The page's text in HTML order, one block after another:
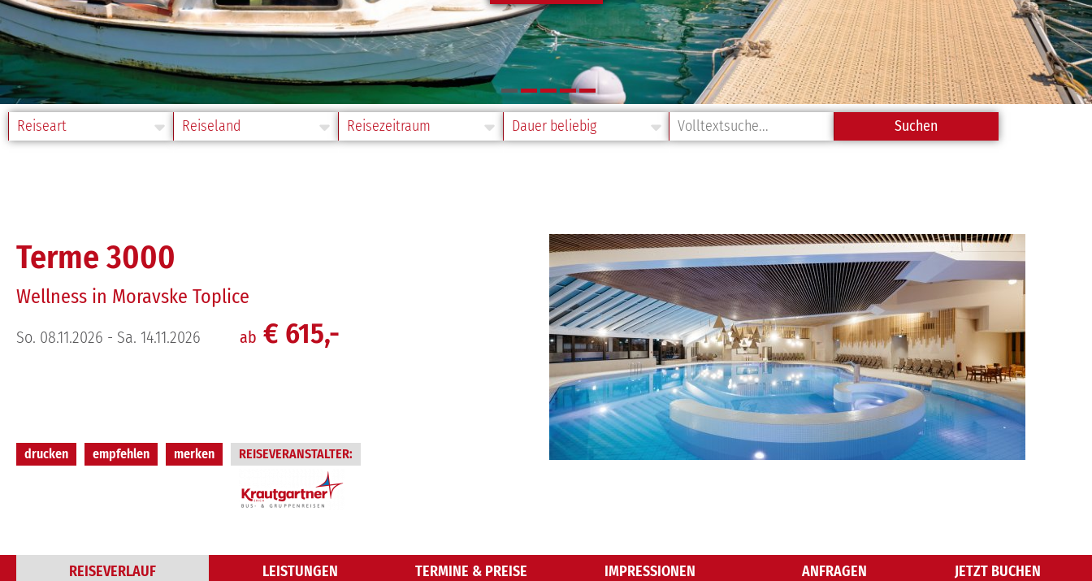
Reiseart Reiseland Reisezeitraum Reisedauer Volltextsuche
Terme 3000
Wellness in Moravske Toplice
So. 08.11.2026 - Sa. 14.11.2026 ab € 615,-
drucken empfehlen merken REISEVERANSTALTER:
REISEVERLAUF LEISTUNGEN TERMINE & PREISE IMPRESSIONEN ANFRAGEN JETZT BUCHEN